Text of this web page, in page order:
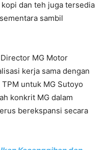
dan teh juga tersedia
sambil
MG Motor
kerja sama dengan
untuk MG Sutoyo
konkrit MG dalam
berekspansi secara